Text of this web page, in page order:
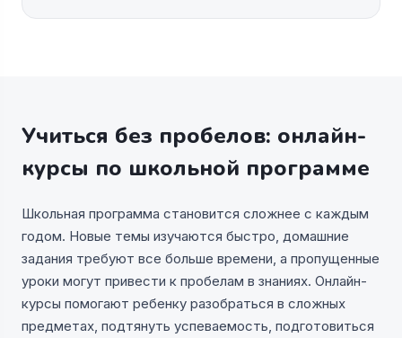
Учиться без пробелов: онлайн-
курсы по школьной программе
Школьная программа становится сложнее с каждым
годом. Новые темы изучаются быстро, домашние
задания требуют все больше времени, а пропущенные
уроки могут привести к пробелам в знаниях. Онлайн-
курсы помогают ребенку разобраться в сложных
предметах, подтянуть успеваемость, подготовиться